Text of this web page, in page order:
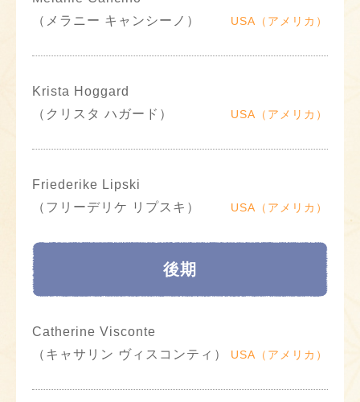
（メラニー キャンシーノ）
USA（アメリカ）
Krista Hoggard
（クリスタ ハガード）
USA（アメリカ）
Friederike Lipski
（フリーデリケ リプスキ）
USA（アメリカ）
後期
Catherine Visconte
（キャサリン ヴィスコンティ）
USA（アメリカ）